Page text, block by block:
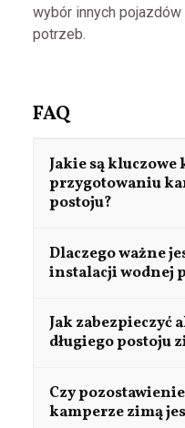
wybór innych
potrzeb.
FAQ
Jakie są
przygotowaniu
postoju?
rzygotowanie
obejmuje dokładne
instalacji wodnej
akumulatora,
zapewnienie
Dlaczego ważne
instalacji wodnej
Opróżnienie
zamarzaniu wody w
spuścić wodę ze
przewodów oraz
Jak zabezpieczyć
długiego postoju
Przed dłuższym
pełni naładować, a
Czy
kamperze zimą